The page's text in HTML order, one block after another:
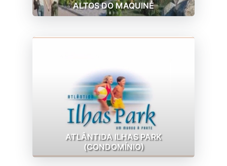
ALTOS DO MAQUINÉ
ATLÂNTIDA ILHAS PARK
(CONDOMÍNIO)